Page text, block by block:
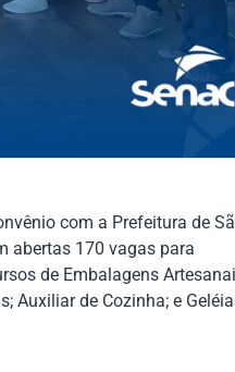
com a Prefeitura de
abertas 170 vagas para
de Embalagens
Auxiliar de Cozinha; e